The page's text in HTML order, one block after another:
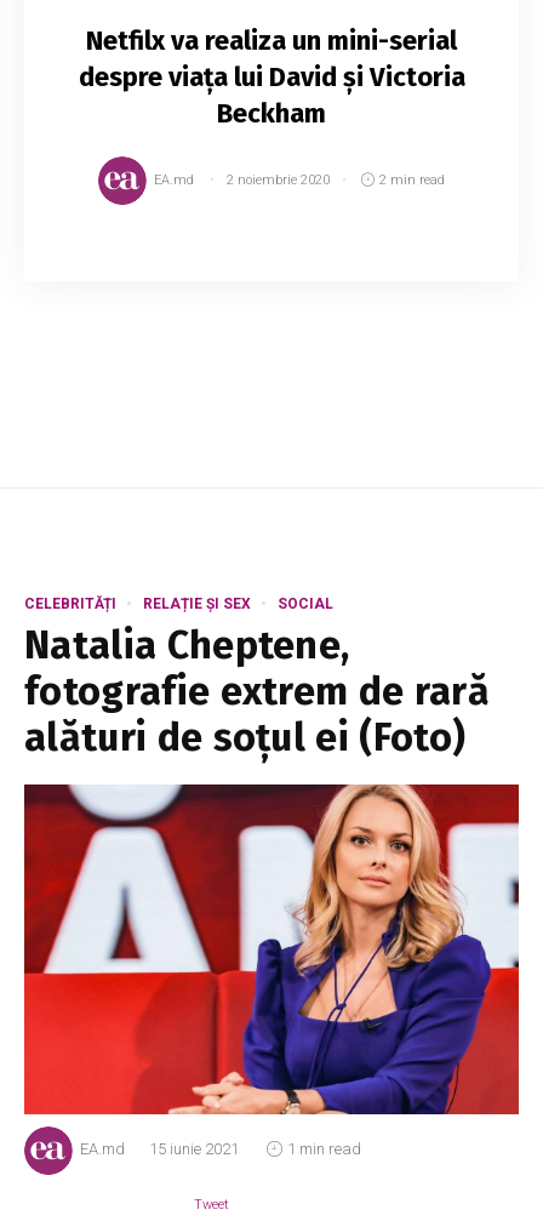
Netfilx va realiza un mini-serial
despre viața lui David și Victoria
Beckham
EA.md 2 noiembrie 2020 2 min read
CELEBRITĂȚI RELAȚIE ȘI SEX SOCIAL
Natalia Cheptene,
fotografie extrem de rară
alături de soțul ei (Foto)
EA.md 15 iunie 2021 1 min read
Tweet